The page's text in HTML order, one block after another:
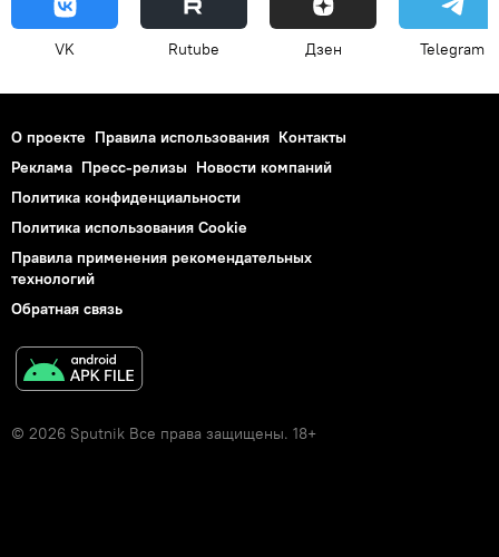
VK Rutube Дзен Telegram
О проекте Правила использования Контакты
Реклама Пресс-релизы Новости компаний
Политика конфиденциальности
Политика использования Cookie
Правила применения рекомендательных
технологий
Обратная связь
© 2026 Sputnik Все права защищены. 18+